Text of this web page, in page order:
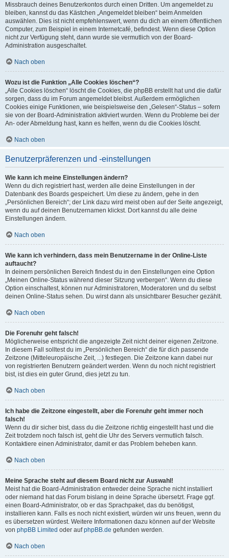
Missbrauch deines Benutzerkontos durch einen Dritten. Um angemeldet zu
bleiben, kannst du das Kästchen „Angemeldet bleiben“ beim Anmelden
auswählen. Dies ist nicht empfehlenswert, wenn du dich an einem öffentlichen
Computer, zum Beispiel in einem Internetcafé, befindest. Wenn diese Option
nicht zur Verfügung steht, dann wurde sie vermutlich von der Board-
Administration ausgeschaltet.
Nach oben
Wozu ist die Funktion „Alle Cookies löschen“?
„Alle Cookies löschen“ löscht die Cookies, die phpBB erstellt hat und die dafür
sorgen, dass du im Forum angemeldet bleibst. Außerdem ermöglichen
Cookies einige Funktionen, wie beispielsweise den „Gelesen“-Status – sofern
sie von der Board-Administration aktiviert wurden. Wenn du Probleme bei der
An- oder Abmeldung hast, kann es helfen, wenn du die Cookies löscht.
Nach oben
Benutzerpräferenzen und -einstellungen
Wie kann ich meine Einstellungen ändern?
Wenn du dich registriert hast, werden alle deine Einstellungen in der
Datenbank des Boards gespeichert. Um diese zu ändern, gehe in den
„Persönlichen Bereich“; der Link dazu wird meist oben auf der Seite angezeigt,
wenn du auf deinen Benutzernamen klickst. Dort kannst du alle deine
Einstellungen ändern.
Nach oben
Wie kann ich verhindern, dass mein Benutzername in der Online-Liste
auftaucht?
In deinem persönlichen Bereich findest du in den Einstellungen eine Option
„Meinen Online-Status während dieser Sitzung verbergen“. Wenn du diese
Option einschaltest, können nur Administratoren, Moderatoren und du selbst
deinen Online-Status sehen. Du wirst dann als unsichtbarer Besucher gezählt.
Nach oben
Die Forenuhr geht falsch!
Möglicherweise entspricht die angezeigte Zeit nicht deiner eigenen Zeitzone.
In diesem Fall solltest du im „Persönlichen Bereich“ die für dich passende
Zeitzone (Mitteleuropäische Zeit, ...) festlegen. Die Zeitzone kann dabei nur
von registrierten Benutzern geändert werden. Wenn du noch nicht registriert
bist, ist dies ein guter Grund, dies jetzt zu tun.
Nach oben
Ich habe die Zeitzone eingestellt, aber die Forenuhr geht immer noch
falsch!
Wenn du dir sicher bist, dass du die Zeitzone richtig eingestellt hast und die
Zeit trotzdem noch falsch ist, geht die Uhr des Servers vermutlich falsch.
Kontaktiere einen Administrator, damit er das Problem beheben kann.
Nach oben
Meine Sprache steht auf diesem Board nicht zur Auswahl!
Meist hat die Board-Administration entweder deine Sprache nicht installiert
oder niemand hat das Forum bislang in deine Sprache übersetzt. Frage ggf.
einen Board-Administrator, ob er das Sprachpaket, das du benötigst,
installieren kann. Falls es noch nicht existiert, würden wir uns freuen, wenn du
es übersetzen würdest. Weitere Informationen dazu können auf der Website
von phpBB Limited oder aufphpBB.de gefunden werden.
Nach oben